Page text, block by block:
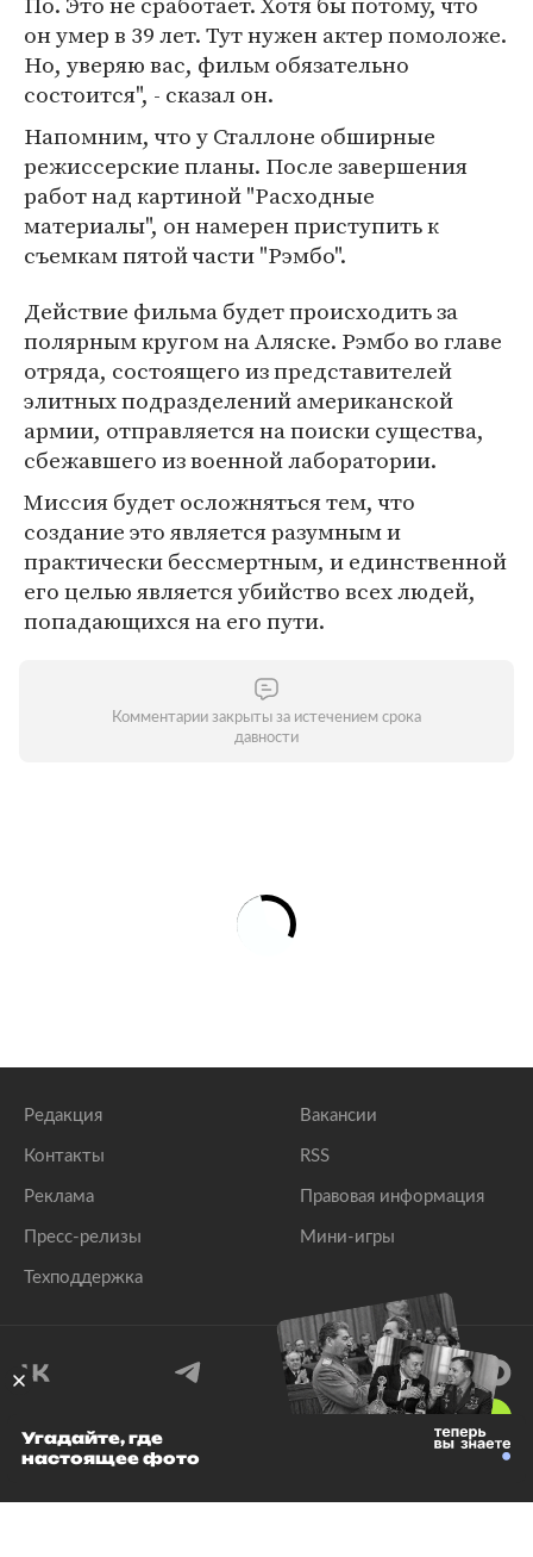
он умер в 39 лет. Тут нужен актер помоложе.
Но, уверяю вас, фильм обязательно
состоится", - сказал он.
Напомним, что у Сталлоне обширные
режиссерские планы. После завершения
работ над картиной "Расходные
материалы", он намерен приступить к
съемкам пятой части "Рэмбо".
Действие фильма будет происходить за
полярным кругом на Аляске. Рэмбо во главе
отряда, состоящего из представителей
элитных подразделений американской
армии, отправляется на поиски существа,
сбежавшего из военной лаборатории.
Миссия будет осложняться тем, что
создание это является разумным и
практически бессмертным, и единственной
его целью является убийство всех людей,
попадающихся на его пути.
Комментарии закрыты за истечением срока
давности
Редакция
Контакты
Реклама
Пресс-релизы
Техподдержка
Вакансии
RSS
Правовая информация
Мини-игры
© 1999–2026 Все права защищены.
Угадайте, где
настоящее фото